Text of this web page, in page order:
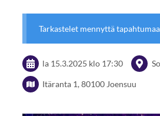
Tarkastelet mennyttä
la 15.3.2025 klo 17:30
Itäranta 1, 80100 Joensuu